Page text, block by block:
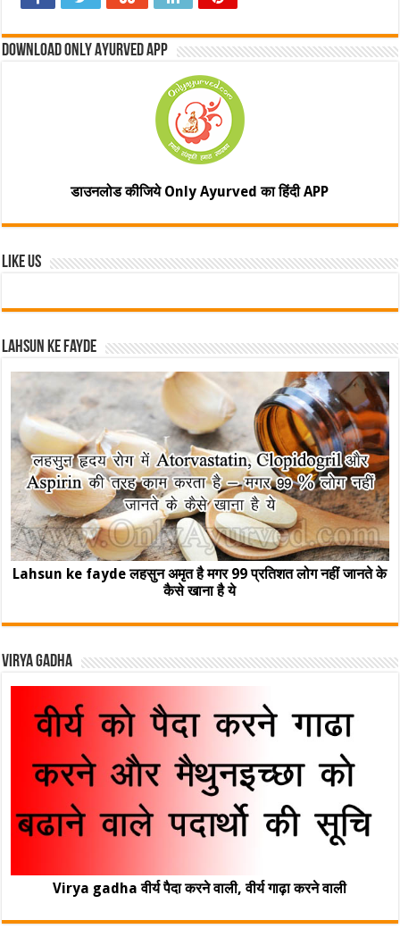
Download Only Ayurved App
डाउनलोड कीजिये Only Ayurved का हिंदी APP
Like Us
Lahsun ke fayde
Lahsun ke fayde लहसुन अमृत है मगर 99 प्रतिशत लोग नहीं जानते के
कैसे खाना है ये
Virya Gadha
Virya gadha वीर्य पैदा करने वाली, वीर्य गाढ़ा करने वाली